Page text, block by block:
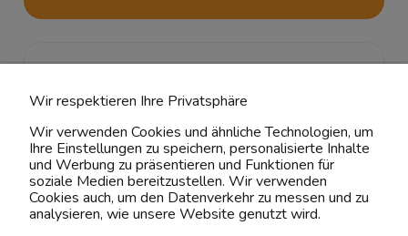
MEIN ACCOUNT
BELIEBTE KATEGORIEN
Wir respektieren Ihre Privatsphäre
Wir verwenden Cookies und ähnliche Technologien, um
Ihre Einstellungen zu speichern, personalisierte Inhalte
und Werbung zu präsentieren und Funktionen für
soziale Medien bereitzustellen. Wir verwenden
Cookies auch, um den Datenverkehr zu messen und zu
analysieren, wie unsere Website genutzt wird.